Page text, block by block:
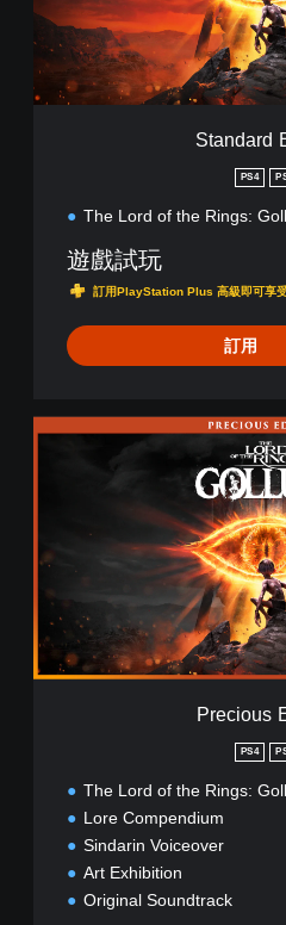
d
E
t
Standard
PS4
The Lord of the Rings:
遊戲試玩
訂用PlayStation Plus 高級即可享
訂用
u
t
Precious
PS4
The Lord of the Rings:
Lore Compendium
Sindarin Voiceover
Art Exhibition
Original Soundtrack